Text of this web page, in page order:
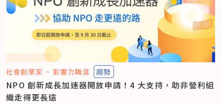
社會創業家 影響力職涯 趨勢
NPO 創新成長加速器開放申請！4 大支持，助非營利組
織走得更長遠